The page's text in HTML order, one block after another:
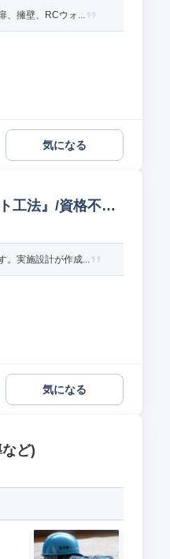
、擁壁、RCウォ...
気になる
工法』/資格不問
。実施設計が作成...
気になる
ど)